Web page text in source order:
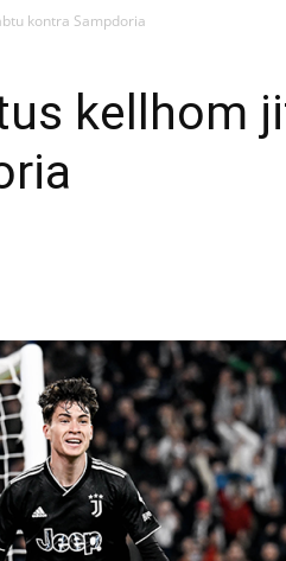
kontra Sampdoria
kellhom